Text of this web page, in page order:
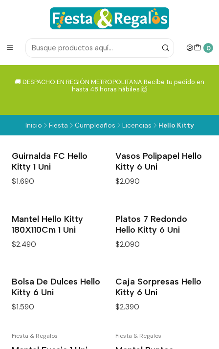
0
🚚 DESPACHO EN REGIÓN METROPOLITANA Recibe tu pedido en
hasta 48 horas hábiles 🙌
Inicio Fiesta Cumpleaños Licencias Hello Kitty
Guirnalda FC Hello
Kitty 1 Uni
$1.690
Vasos Polipapel Hello
Kitty 6 Uni
$2.090
Mantel Hello Kitty
180X110Cm 1 Uni
$2.490
Platos 7 Redondo
Hello Kitty 6 Uni
$2.090
Bolsa De Dulces Hello
Kitty 6 Uni
$1.590
Caja Sorpresas Hello
Kitty 6 Uni
$2.390
Fiesta & Regalos Fiesta & Regalos